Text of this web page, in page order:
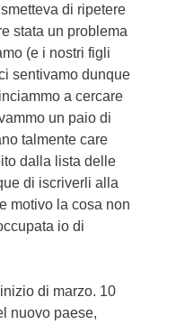
di ripetere
stata un problema
(e i nostri figli
sentivamo dunque
a cercare
un paio di
talmente care
dalla lista delle
di iscriverli alla
motivo la cosa non
io di
di marzo. 10
nuovo paese,